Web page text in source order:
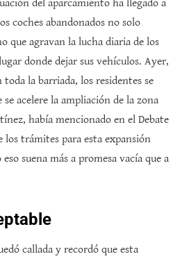
del aparcamiento ha llegado a
coches abandonados no solo
que agravan la lucha diaria de los
donde dejar sus vehículos. Ayer,
la barriada, los residentes se
acelere la ampliación de la zona
había mencionado en el Debate
los trámites para esta expansión
suena más a promesa vacía que a
callada y recordó que esta